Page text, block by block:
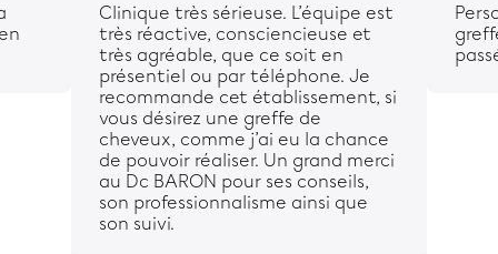
Clinique très sérieuse. L’équipe est
très réactive, consciencieuse et
très agréable, que ce soit en
présentiel ou par téléphone. Je
recommande cet établissement, si
vous désirez une greffe de
cheveux, comme j’ai eu la chance
de pouvoir réaliser. Un grand merci
au Dc BARON pour ses conseils,
son professionnalisme ainsi que
son suivi.